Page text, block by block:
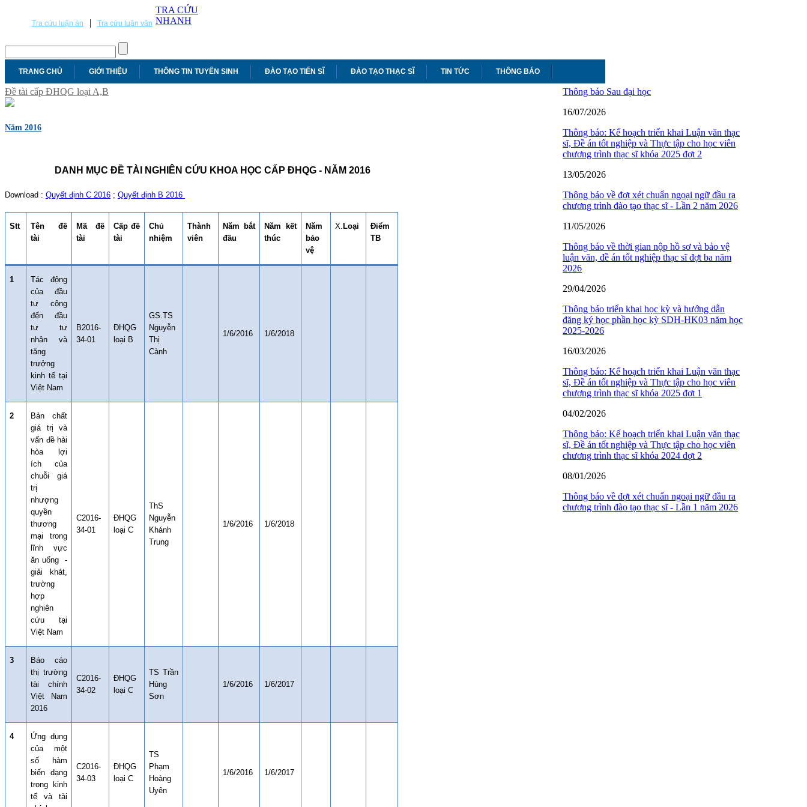
Tra cứu luận án | Tra cứu luận văn
TRA CỨU
NHANH
TRANG CHỦ GIỚI THIỆU THÔNG TIN TUYỂN SINH ĐÀO TẠO TIẾN SĨ ĐÀO TẠO THẠC SĨ TIN TỨC THÔNG BÁO
Đề tài cấp ĐHQG loại A,B
Năm 2016
DANH MỤC ĐỀ TÀI NGHIÊN CỨU KHOA HỌC CẤP ĐHQG - NĂM 2016
Download : Quyết định C 2016 ; Quyết định B 2016
Stt
Tên đề
tài
Mã đề
tài
Cấp đề
tài
Chủ
nhiệm
Thành
viên
Năm bắt
đầu
Năm kết
thúc
Năm
bảo
vệ
X.Loại
Điểm
TB
1
Tác động
của đầu
tư công
đến đầu
tư tư
nhân và
tăng
trưởng
kinh tế tại
Việt Nam
B2016-
34-01
ĐHQG
loại B
GS.TS
Nguyễn
Thị
Cành
1/6/2016 1/6/2018
2
Bản chất
giá trị và
vấn đề hài
hòa lợi
ích của
chuỗi giá
trị
nhượng
quyền
thương
mại trong
lĩnh vực
ăn uống -
giải khát,
trường
hợp
nghiên
cứu tại
Việt Nam
C2016-
34-01
ĐHQG
loại C
ThS
Nguyễn
Khánh
Trung
1/6/2016 1/6/2018
3
Báo cáo
thị trường
tài chính
Việt Nam
2016
C2016-
34-02
ĐHQG
loại C
TS Trần
Hùng
Sơn
1/6/2016 1/6/2017
4
Ứng dụng
của một
số hàm
biến dạng
trong kinh
tế và tài
C2016-
34-03
ĐHQG
loại C
TS
Phạm
Hoàng
Uyên
1/6/2016 1/6/2017
Thông báo Sau đại học
16/07/2026
Thông báo: Kế hoạch triển khai Luận văn thạc
sĩ, Đề án tốt nghiệp và Thực tập cho học viên
chương trình thạc sĩ khóa 2025 đợt 2
13/05/2026
Thông báo về đợt xét chuẩn ngoại ngữ đầu ra
chương trình đào tạo thạc sĩ - Lần 2 năm 2026
11/05/2026
Thông báo về thời gian nộp hồ sơ và bảo vệ
luận văn, đề án tốt nghiệp thạc sĩ đợt ba năm
2026
29/04/2026
Thông báo triển khai học kỳ và hướng dẫn
đăng ký học phần học kỳ SDH-HK03 năm học
2025-2026
16/03/2026
Thông báo: Kế hoạch triển khai Luận văn thạc
sĩ, Đề án tốt nghiệp và Thực tập cho học viên
chương trình thạc sĩ khóa 2025 đợt 1
04/02/2026
Thông báo: Kế hoạch triển khai Luận văn thạc
sĩ, Đề án tốt nghiệp và Thực tập cho học viên
chương trình thạc sĩ khóa 2024 đợt 2
08/01/2026
Thông báo về đợt xét chuẩn ngoại ngữ đầu ra
chương trình đào tạo thạc sĩ - Lần 1 năm 2026